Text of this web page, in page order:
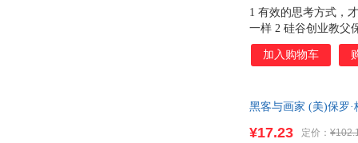
1 有效的思考方式，
一样 2 硅谷创业教父
数据） 3 奇绩创坛创
毅、冯大辉、池建
加入购物车
黑客与画家 (美)保罗
¥17.23 定价：